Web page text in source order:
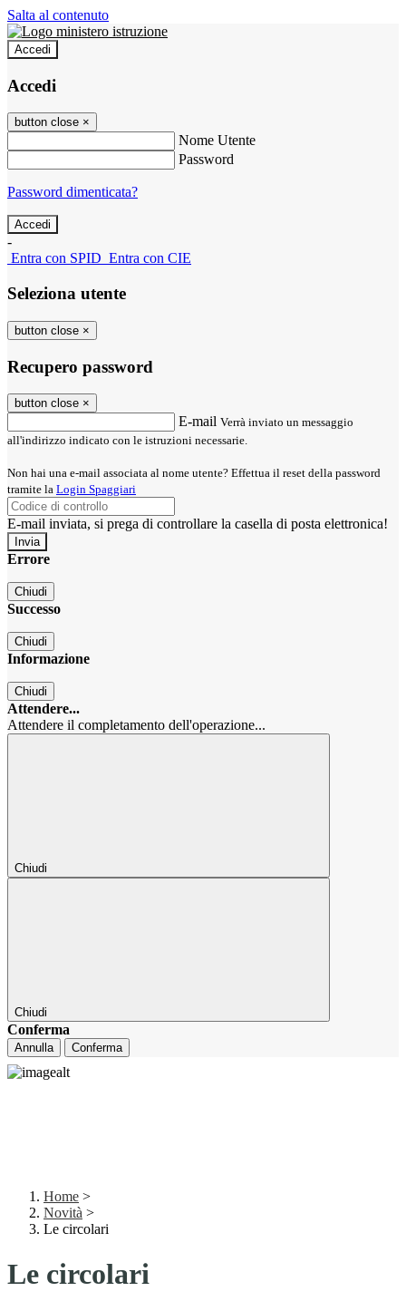
Salta al contenuto
Accedi
Accedi
button close ×
Nome Utente
Password
Password dimenticata?
-
Entra con SPID Entra con CIE
Seleziona utente
button close ×
Recupero password
button close ×
E-mail Verrà inviato un messaggio
all'indirizzo indicato con le istruzioni necessarie.
Non hai una e-mail associata al nome utente? Effettua il reset della password
tramite la Login Spaggiari
E-mail inviata, si prega di controllare la casella di posta elettronica!
Errore
Chiudi
Successo
Chiudi
Informazione
Chiudi
Attendere...
Attendere il completamento dell'operazione...
Chiudi
Chiudi
Conferma
Annulla Conferma
Home >
Novità >
Le circolari
Le circolari